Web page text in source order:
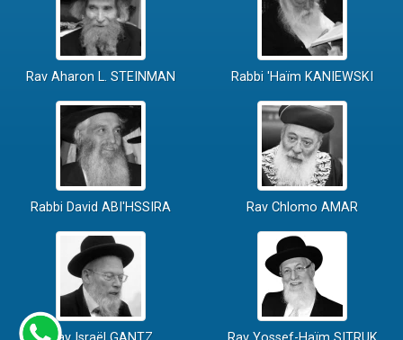
Rav Aharon L. STEINMAN Rabbi 'Haïm KANIEWSKI
Rabbi David ABI'HSSIRA Rav Chlomo AMAR